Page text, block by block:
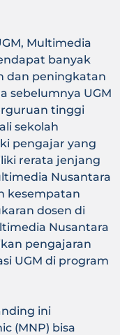
Multimedia
banyak
dan peningkatan
sebelumnya UGM
tinggi
sekolah
pengajar yang
rerata jenjang
Nusantara
kesempatan
dosen di
Nusantara
pengajaran
UGM di program
ini
(MNP) bisa